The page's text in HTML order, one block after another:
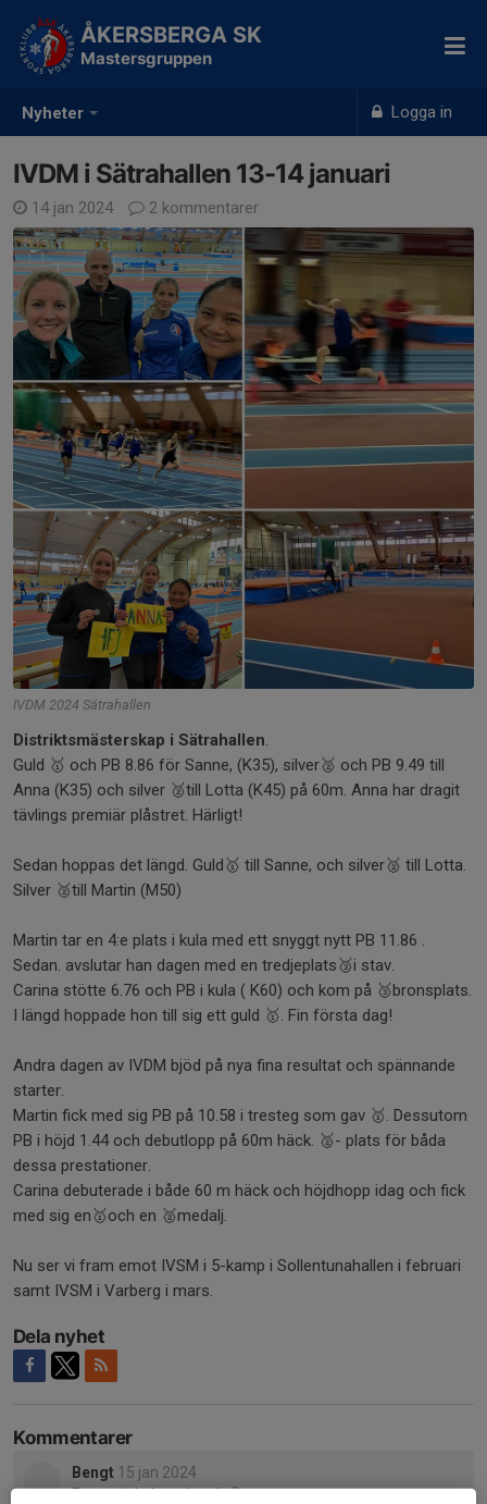
Nyheter Logga in
ÅKERSBERGA SK
Mastersgruppen
IVDM i Sätrahallen 13-14 januari
14 jan 2024 2 kommentarer
IVDM 2024 Sätrahallen
Distriktsmästerskap i Sätrahallen.
Guld 🥇 och PB 8.86 för Sanne, (K35), silver🥈 och PB 9.49 till
Anna (K35) och silver 🥈till Lotta (K45) på 60m. Anna har dragit
tävlings premiär plåstret. Härligt!
Sedan hoppas det längd. Guld🥇 till Sanne, och silver🥈 till Lotta.
Silver 🥈till Martin (M50)
Martin tar en 4:e plats i kula med ett snyggt nytt PB 11.86 .
Sedan. avslutar han dagen med en tredjeplats🥉i stav.
Carina stötte 6.76 och PB i kula ( K60) och kom på 🥉bronsplats.
I längd hoppade hon till sig ett guld 🥇. Fin första dag!
Andra dagen av IVDM bjöd på nya fina resultat och spännande
starter.
Martin fick med sig PB på 10.58 i tresteg som gav 🥇. Dessutom
PB i höjd 1.44 och debutlopp på 60m häck. 🥈- plats för båda
dessa prestationer.
Carina debuterade i både 60 m häck och höjdhopp idag och fick
med sig en🥇och en 🥈medalj.
Nu ser vi fram emot IVSM i 5-kamp i Sollentunahallen i februari
samt IVSM i Varberg i mars.
Dela nyhet
Kommentarer
Bengt 15 jan 2024
Fantastiskt bra gjort 💪😊